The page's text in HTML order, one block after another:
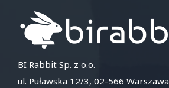
BI Rabbit Sp. z o.o.
ul. Puławska 12/3, 02-566 Warszawa